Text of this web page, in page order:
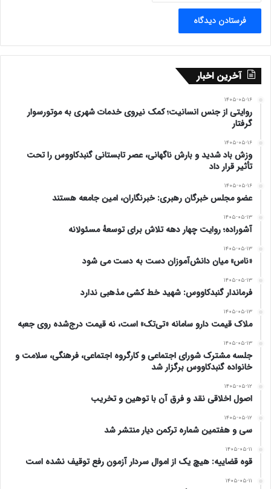
آخرین اخبار
۱۴۰۵-۰۵-۱۶
روایتی از جنس انسانیت؛ کمک نیروی خدمات شهری به موتورسوار
گرفتار
۱۴۰۵-۰۵-۱۶
وزش باد شدید و بارش ناگهانی، عصر تابستانی گنبدکاووس را تحت
تأثیر قرار داد
۱۴۰۵-۰۵-۱۶
عضو مجلس خبرگان رهبری: خبرنگاران، امین جامعه هستند
۱۴۰۵-۰۵-۱۳
آشوراده؛ روایت چهار دهه تلاش برای توسعهٔ مسئولانه
۱۴۰۵-۰۵-۱۳
«ناس» میان دانش‌آموزان دست به دست می شود
۱۴۰۵-۰۵-۱۳
فرماندار گنبدکاووس: شهید خط کشی مذهبی ندارد
۱۴۰۵-۰۵-۱۳
ملاک قیمت دارو سامانه «تی‌تک» است، نه قیمت درج‌شده روی جعبه
۱۴۰۵-۰۵-۱۳
جلسه مشترک شورای اجتماعی و کارگروه اجتماعی، فرهنگی، سلامت و
خانواده گنبدکاووس برگزار شد
۱۴۰۵-۰۵-۱۲
اصول اخلاقی نقد و فرق آن با توهین و تخریب
۱۴۰۵-۰۵-۱۲
سی و هفتمین شماره ترکمن دیار منتشر شد
۱۴۰۵-۰۵-۱۱
قوه قضاییه: هیچ یک از اموال سردار آزمون رفع توقیف نشده است
۱۴۰۵-۰۵-۱۱